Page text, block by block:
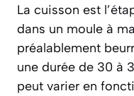
La cuisson est
dans un moule à
préalablement
une durée de 30 à
peut varier en